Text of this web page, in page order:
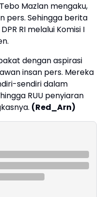
Mazlan mengaku,
pers. Sehingga berita
RI melalui Komisi I
dengan aspirasi
insan pers. Mereka
sendiri dalam
RUU penyiaran
(Red_Arn)